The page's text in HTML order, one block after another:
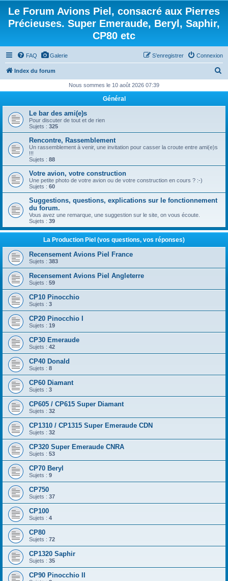
Le Forum Avions Piel, consacré aux Pierres
Précieuses. Super Emeraude, Beryl, Saphir,
CP80 etc
FAQ Galerie Connexion
S’enregistrer
Index du forum
h
r
e
Nous sommes le 10 août 2026 07:39
Général
Le bar des ami(e)s
Pour discuter de tout et de rien
Sujets : 325
Rencontre, Rassemblement
Un rassemblement à venir, une invitation pour casser la croute entre ami(e)s
!!!
Sujets : 88
Votre avion, votre construction
Une petite photo de votre avion ou de votre construction en cours ? :-)
Sujets : 60
Suggestions, questions, explications sur le fonctionnement
du forum.
Vous avez une remarque, une suggestion sur le site, on vous écoute.
Sujets : 39
La Production Piel (vos questions, vos réponses)
Recensement Avions Piel France
Sujets : 383
Recensement Avions Piel Angleterre
Sujets : 59
CP10 Pinocchio
Sujets : 3
CP20 Pinocchio I
Sujets : 19
CP30 Emeraude
Sujets : 42
CP40 Donald
Sujets : 8
CP60 Diamant
Sujets : 3
CP605 / CP615 Super Diamant
Sujets : 32
CP1310 / CP1315 Super Emeraude CDN
Sujets : 32
CP320 Super Emeraude CNRA
Sujets : 53
CP70 Beryl
Sujets : 9
CP750
Sujets : 37
CP100
Sujets : 4
CP80
Sujets : 72
CP1320 Saphir
Sujets : 35
CP90 Pinocchio II